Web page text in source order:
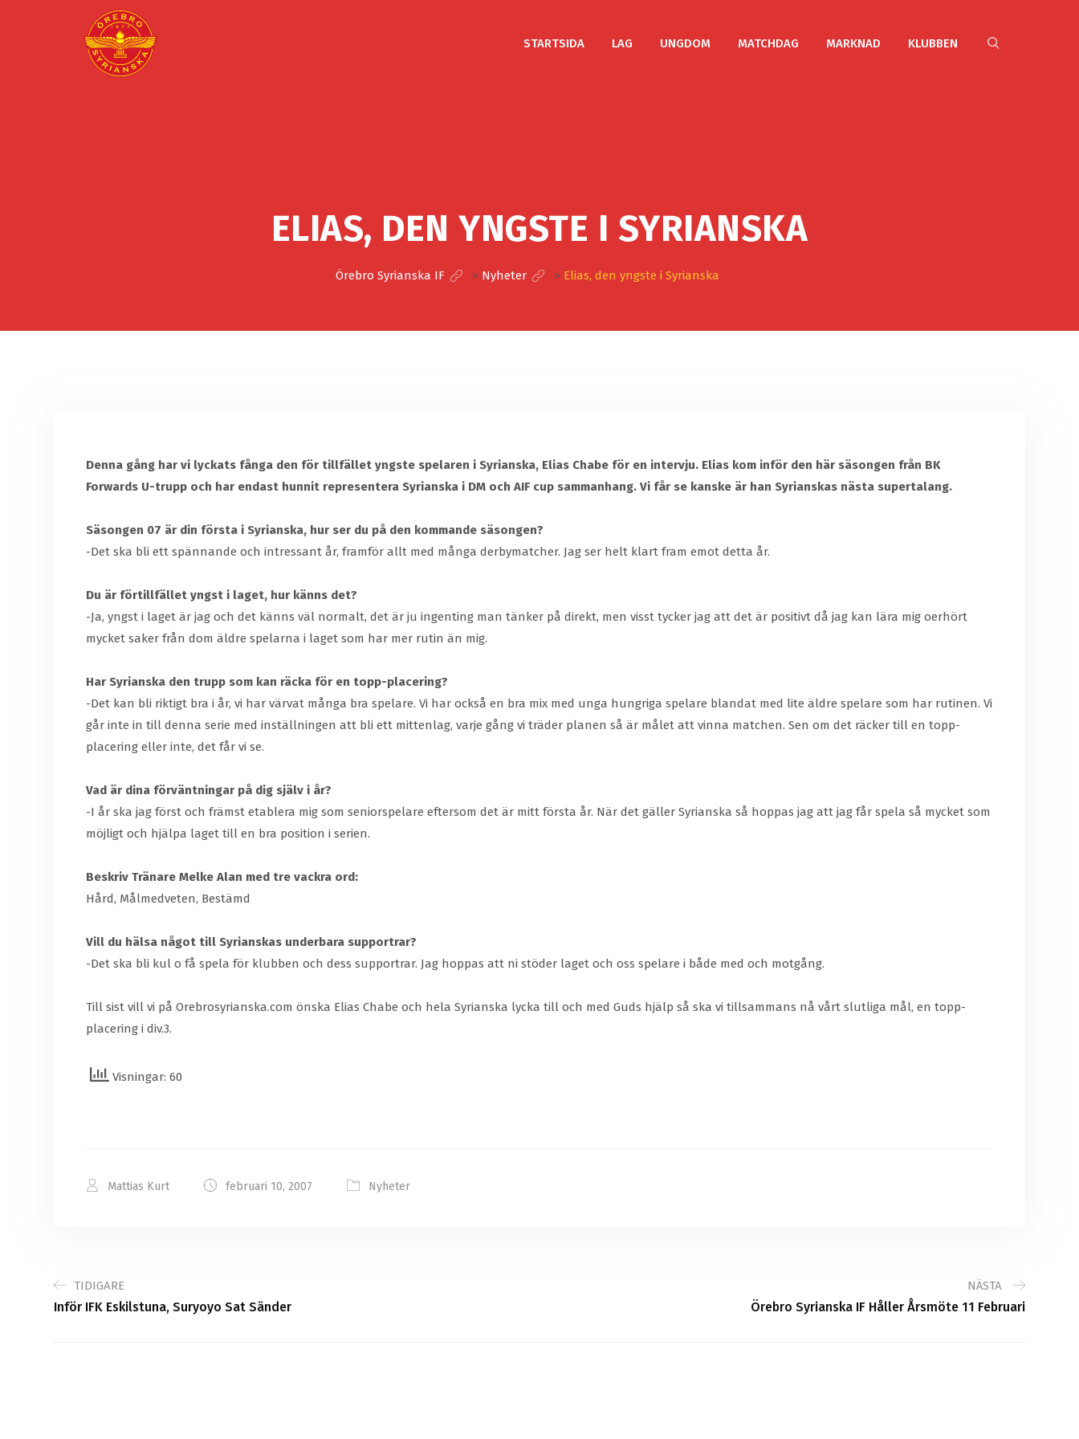
STARTSIDA LAG UNGDOM MATCHDAG MARKNAD KLUBBEN
ELIAS, DEN YNGSTE I SYRIANSKA
Örebro Syrianska IF > Nyheter > Elias, den yngste i Syrianska
Denna gång har vi lyckats fånga den för tillfället yngste spelaren i Syrianska, Elias Chabe för en intervju. Elias kom inför den här säsongen från BK
Forwards U-trupp och har endast hunnit representera Syrianska i DM och AIF cup sammanhang. Vi får se kanske är han Syrianskas nästa supertalang.
Säsongen 07 är din första i Syrianska, hur ser du på den kommande säsongen?
-Det ska bli ett spännande och intressant år, framför allt med många derbymatcher. Jag ser helt klart fram emot detta år.
Du är förtillfället yngst i laget, hur känns det?
-Ja, yngst i laget är jag och det känns väl normalt, det är ju ingenting man tänker på direkt, men visst tycker jag att det är positivt då jag kan lära mig oerhört
mycket saker från dom äldre spelarna i laget som har mer rutin än mig.
Har Syrianska den trupp som kan räcka för en topp-placering?
-Det kan bli riktigt bra i år, vi har värvat många bra spelare. Vi har också en bra mix med unga hungriga spelare blandat med lite äldre spelare som har rutinen. Vi
går inte in till denna serie med inställningen att bli ett mittenlag, varje gång vi träder planen så är målet att vinna matchen. Sen om det räcker till en topp-
placering eller inte, det får vi se.
Vad är dina förväntningar på dig själv i år?
-I år ska jag först och främst etablera mig som seniorspelare eftersom det är mitt första år. När det gäller Syrianska så hoppas jag att jag får spela så mycket som
möjligt och hjälpa laget till en bra position i serien.
Beskriv Tränare Melke Alan med tre vackra ord:
Hård, Målmedveten, Bestämd
Vill du hälsa något till Syrianskas underbara supportrar?
-Det ska bli kul o få spela för klubben och dess supportrar. Jag hoppas att ni stöder laget och oss spelare i både med och motgång.
Till sist vill vi på Orebrosyrianska.com önska Elias Chabe och hela Syrianska lycka till och med Guds hjälp så ska vi tillsammans nå vårt slutliga mål, en topp-
placering i div.3.
Visningar: 60
Mattias Kurt februari 10, 2007 Nyheter
TIDIGARE
Inför IFK Eskilstuna, Suryoyo Sat Sänder
NÄSTA
Örebro Syrianska IF Håller Årsmöte 11 Februari